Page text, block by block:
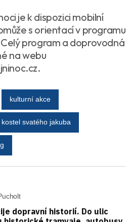
je k dispozici mobilní
s orientací v programu
Celý program a doprovodná
na webu
kulturní akce
kostel svatého jakuba
dopravní historií. Do ulic